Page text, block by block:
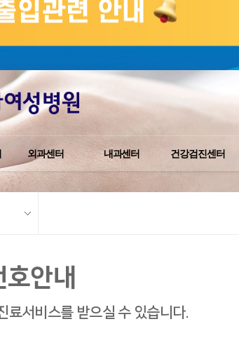
외과센터 내과센터 건강검진센터
안내
료서비스를 받으실 수 있습니다.